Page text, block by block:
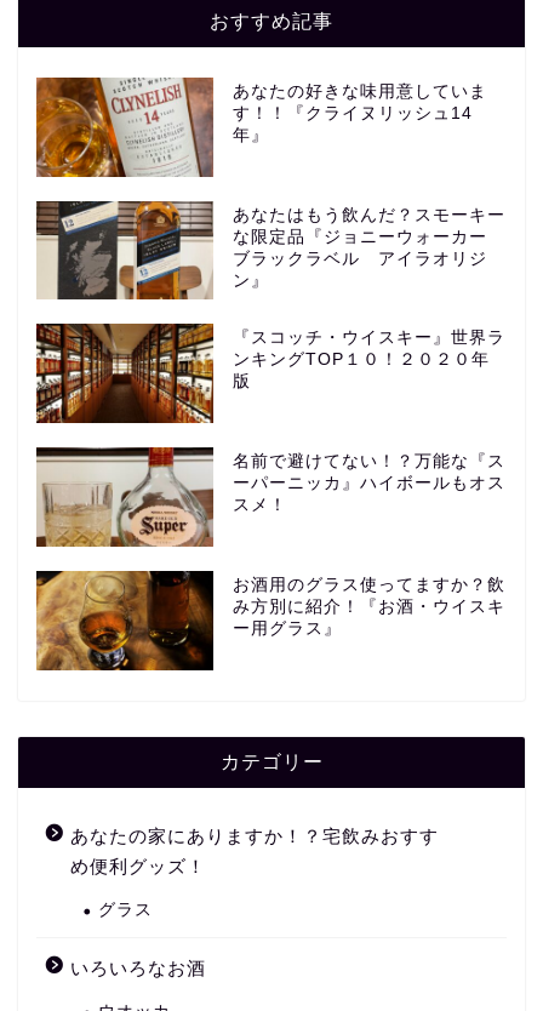
おすすめ記事
あなたの好きな味用意していま
す！！『クライヌリッシュ14
年』
あなたはもう飲んだ？スモーキー
な限定品『ジョニーウォーカー
ブラックラベル アイラオリジ
ン』
『スコッチ・ウイスキー』世界ラ
ンキングTOP１０！２０２０年
版
名前で避けてない！？万能な『ス
ーパーニッカ』ハイボールもオス
スメ！
お酒用のグラス使ってますか？飲
み方別に紹介！『お酒・ウイスキ
ー用グラス』
カテゴリー
あなたの家にありますか！？宅飲みおすす
め便利グッズ！
グラス
いろいろなお酒